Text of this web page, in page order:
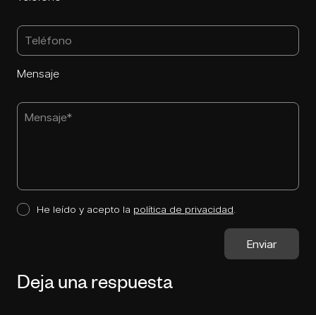
Mensaje
He leído y acepto la política de privacidad
Deja una respuesta